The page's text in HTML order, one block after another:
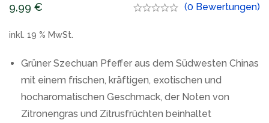
9,99 € (0 Bewertungen)
inkl. 19 % MwSt.
Grüner Szechuan Pfeffer aus dem Südwesten Chinas
mit einem frischen, kräftigen, exotischen und
hocharomatischen Geschmack, der Noten von
Zitronengras und Zitrusfrüchten beinhaltet